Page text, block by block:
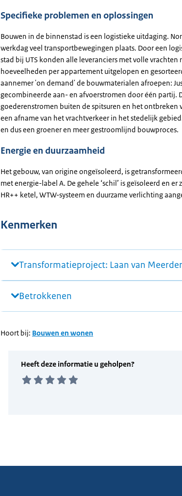
Specifieke problemen en oplossingen
Bouwen in de binnenstad is een logistieke uitdaging.
werkdag veel transportbewegingen plaats. Door een
stad bij UTS konden alle leveranciers met volle vrachten
hoeveelheden per appartement uitgelopen en
aannemer 'on demand' de bouwmaterialen afroepen:
gecombineerde aan- en afvoerstromen door één partij.
goederenstromen buiten de spitsuren en het ontbreken
een afname van het vrachtverkeer in het stedelijk
en dus een groener en meer gestroomlijnd bouwproces.
Energie en duurzaamheid
Het gebouw, van origine ongeïsoleerd, is
met energie-label A. De gehele ‘schil’ is geïsoleerd en
HR++ ketel, WTW-systeem en duurzame verlichting
Kenmerken
Transformatieproject: Laan van
Betrokkenen
Hoort bij: Bouwen en wonen